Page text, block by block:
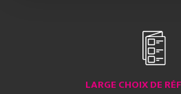
LARGE CHOIX DE